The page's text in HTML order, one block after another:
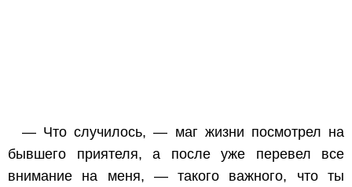
— Что случилось, — маг жизни посмотрел на
бывшего приятеля, а после уже перевел все
внимание на меня, — такого важного, что ты